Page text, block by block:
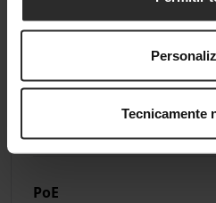
Tecnicamente
Voltagem de entrada DC
Corrente de entrada
Consumo de energia (máx)
PoE